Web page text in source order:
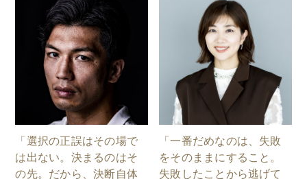
「選択の正誤はその場で
は出ない。決まるのはそ
の先。だから、決断自体
「一番だめなのは、失敗
をそのままにすること。
失敗したことから逃げて